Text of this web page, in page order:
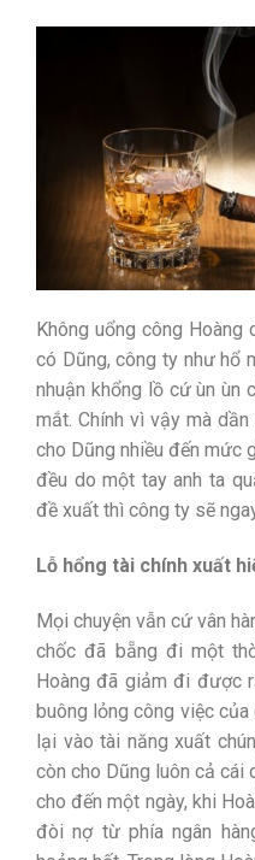
Không uổng công
có Dũng, công ty như hổ
nhuận khổng lồ cứ ùn ùn
mắt. Chính vì vậy mà
cho Dũng nhiều đến mức
đều do một tay anh ta
đề xuất thì công ty sẽ
Lỗ hổng tài chính xuất
Mọi chuyện vẫn cứ vân
chốc đã bẵng đi một
Hoàng đã giảm đi được
buông lỏng công việc của
lại vào tài năng xuất
còn cho Dũng luôn cả cái
cho đến một ngày, khi
đòi nợ từ phía ngân